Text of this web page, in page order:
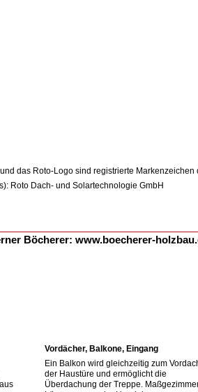
das Roto-Logo sind registrierte Markenzeichen
Roto Dach- und Solartechnologie GmbH
Böcherer: www.boecherer-
Vordächer, Balkone, Eingang
Ein Balkon wird gleichzeitig zum
der Haustüre und ermöglicht die
Überdachung der Treppe.